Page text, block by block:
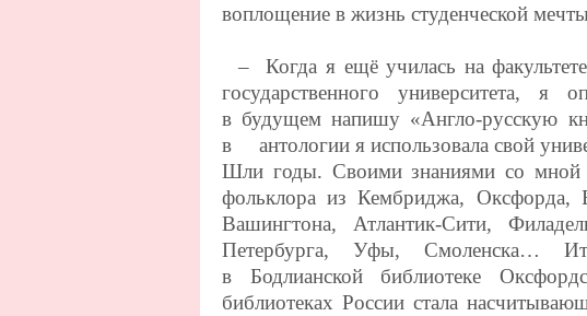
воплощение в жизнь студенческой
– Когда я ещё училась на
государственного университета, я
в будущем напишу «Англо-русскую
в антологии я использовала свой
Шли годы. Своими знаниями со мной
фольклора из Кембриджа,
Вашингтона, Атлантик-Сити,
Петербурга, Уфы, Смоленска…
в Бодлианской библиотеке
библиотеках России стала